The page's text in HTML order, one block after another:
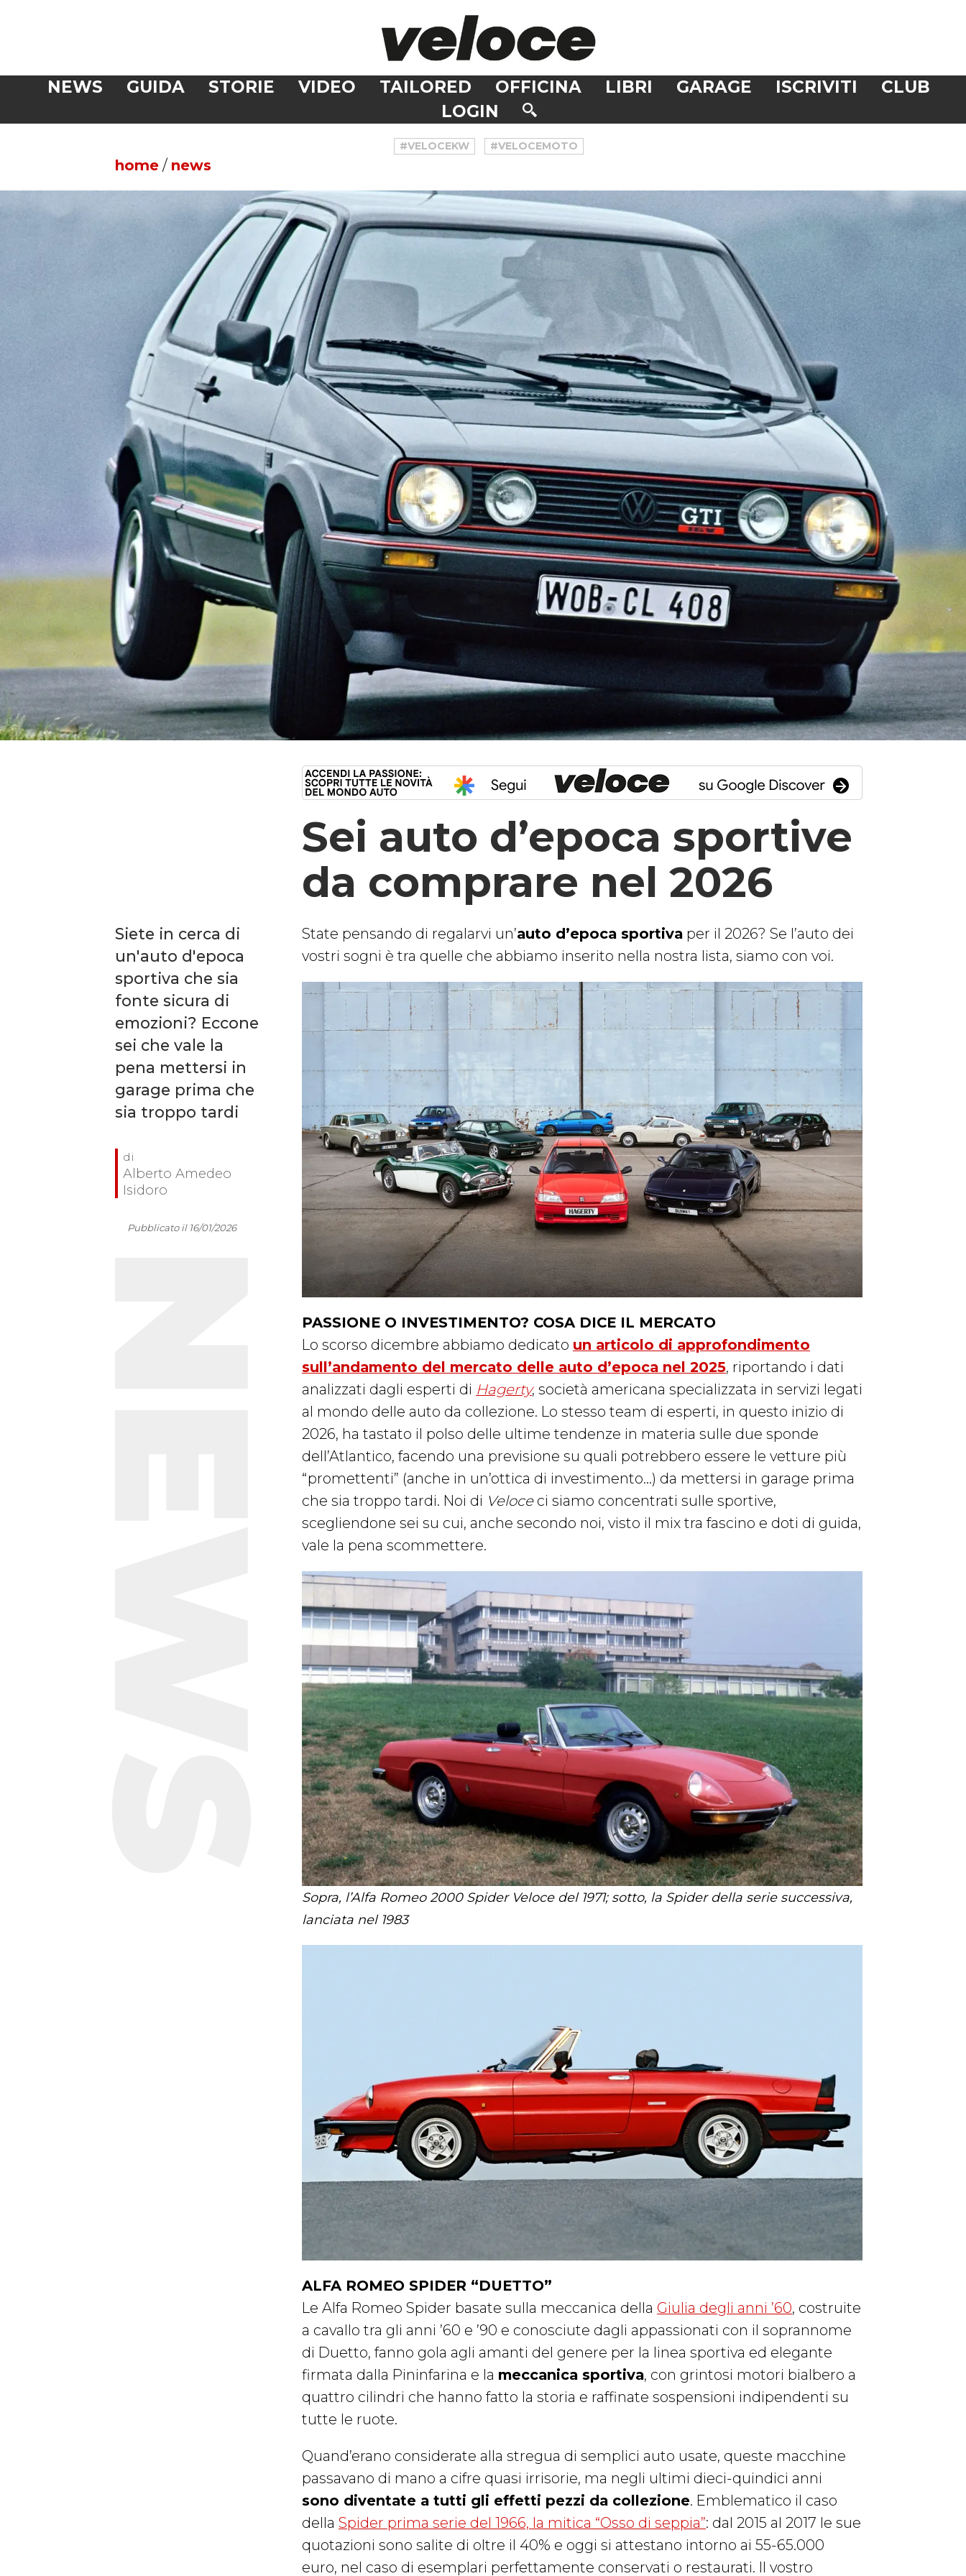
NEWS GUIDA STORIE VIDEO TAILORED OFFICINA LIBRI GARAGE ISCRIVITI
CLUB
LOGIN
#VELOCEKW #VELOCEMOTO
home / news
Sei auto d’epoca sportive
da comprare nel 2026
Siete in cerca di
un'auto d'epoca
sportiva che sia
fonte sicura di
emozioni? Eccone
sei che vale la
pena mettersi in
garage prima che
sia troppo tardi
Alberto Amedeo
Isidoro
Pubblicato il 16/01/2026
State pensando di regalarvi un’auto d’epoca sportiva per il 2026? Se l’auto dei
vostri sogni è tra quelle che abbiamo inserito nella nostra lista, siamo con voi.
PASSIONE O INVESTIMENTO? COSA DICE IL MERCATO
Lo scorso dicembre abbiamo dedicato un articolo di approfondimento
sull’andamento del mercato delle auto d’epoca nel 2025, riportando i dati
analizzati dagli esperti di Hagerty, società americana specializzata in servizi legati
al mondo delle auto da collezione. Lo stesso team di esperti, in questo inizio di
2026, ha tastato il polso delle ultime tendenze in materia sulle due sponde
dell’Atlantico, facendo una previsione su quali potrebbero essere le vetture più
“promettenti” (anche in un’ottica di investimento…) da mettersi in garage prima
che sia troppo tardi. Noi di Veloceci siamo concentrati sulle sportive,
scegliendone sei su cui, anche secondo noi, visto il mix tra fascino e doti di guida,
vale la pena scommettere.
Sopra, l’Alfa Romeo 2000 Spider Veloce del 1971; sotto, la Spider della serie successiva,
lanciata nel 1983
ALFA ROMEO SPIDER “DUETTO”
Le Alfa Romeo Spider basate sulla meccanica della Giulia degli anni ’60, costruite
a cavallo tra gli anni ’60 e ’90 e conosciute dagli appassionati con il soprannome
di Duetto, fanno gola agli amanti del genere per la linea sportiva ed elegante
firmata dalla Pininfarina e la meccanica sportiva, con grintosi motori bialbero a
quattro cilindri che hanno fatto la storia e raffinate sospensioni indipendenti su
tutte le ruote.
Quand’erano considerate alla stregua di semplici auto usate, queste macchine
passavano di mano a cifre quasi irrisorie, ma negli ultimi dieci-quindici anni
sono diventate a tutti gli effetti pezzi da collezione. Emblematico il caso
della Spider prima serie del 1966, la mitica “Osso di seppia”: dal 2015 al 2017 le sue
quotazioni sono salite di oltre il 40% e oggi si attestano intorno ai 55-65.000
euro, nel caso di esemplari perfettamente conservati o restaurati. Il vostro